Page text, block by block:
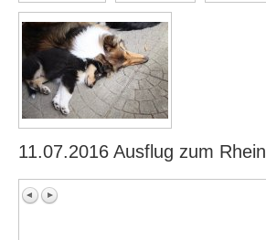
11.07.2016 Ausflug zum Rhein